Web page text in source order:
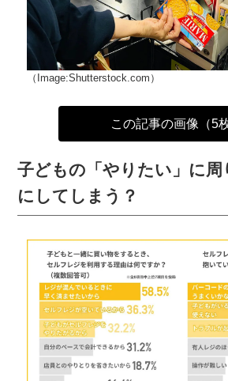
（Image:Shutterstock.com）
この記事の画像（5枚
子どもの「やりたい」に周
にしてしまう？